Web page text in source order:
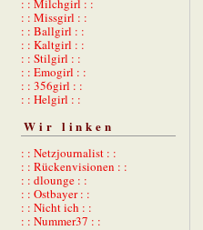
: : Milchgirl : :
: : Missgirl : :
: : Ballgirl : :
: : Kaltgirl : :
: : Stilgirl : :
: : Emogirl : :
: : 356girl : :
: : Helgirl : :
Wir linken
: : Netzjournalist : :
: : Rückenvisionen : :
: : dlounge : :
: : Ostbayer : :
: : Nicht ich : :
: : Nummer37 : :